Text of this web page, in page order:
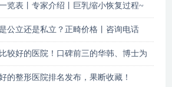
览表丨专家介绍丨巨乳缩小恢复过程~
公立还是私立？正畸价格丨咨询电话
较好的医院！口碑前三的华韩、博士为
的整形医院排名发布，果断收藏！